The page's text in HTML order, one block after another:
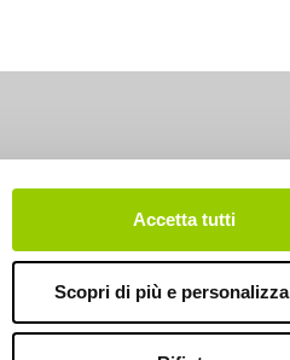
Accetta tutti
Scopri di più e personalizza